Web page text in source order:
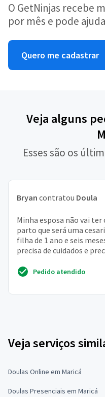
O GetNinjas recebe
por mês e pode
Quero me cadastrar
Veja alguns
Esses são os
Bryan contratou Doula
Minha esposa não vai
parto que será uma
filha de 1 ano e seis
precisa de cuidados e
Pedido atendido
Veja serviços
Doulas Online em Maricá
Doulas Presenciais em Maricá